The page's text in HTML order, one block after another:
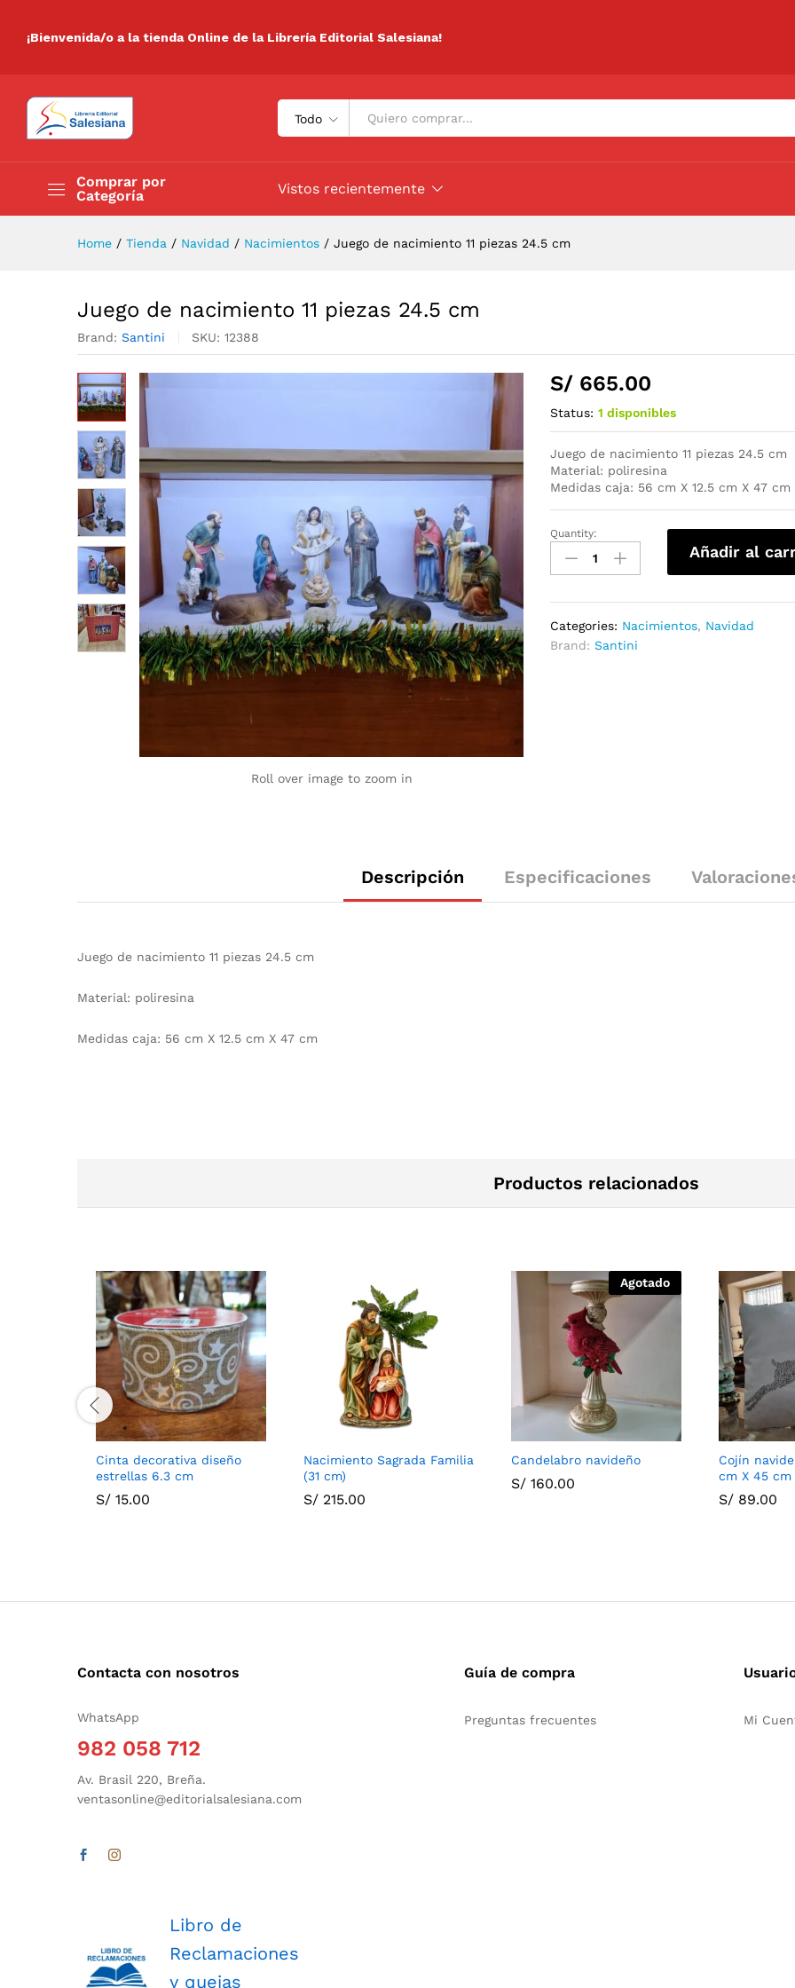
¡Bienvenida/o a la tienda Online de la Librería Editorial Salesiana!
Todo
Comprar por
Categoría
Promociones
Vistos recientemente
Home / Tienda / Navidad / Nacimientos / Juego de nacimiento 11 piezas 24.5 cm
Juego de nacimiento 11 piezas 24.5 cm
Brand: Santini SKU: 12388
Roll over image to zoom in
S/ 665.00
Status: 1 disponibles
Juego de nacimiento 11 piezas 24.5 cm
Material: poliresina
Medidas caja: 56 cm X 12.5 cm X 47 cm
Quantity:
Añadir al
Categories: Nacimientos, Navidad
Brand:Santini
Descripción Especificaciones
Juego de nacimiento 11 piezas 24.5 cm
Material: poliresina
Medidas caja: 56 cm X 12.5 cm X 47 cm
Productos relacionados
Cinta decorativa diseño
estrellas 6.3 cm
S/ 15.00
Nacimiento Sagrada Familia
(31 cm)
S/ 215.00
Agotado
Candelabro navideño
S/ 160.00
Cojín
cm X 45 cm
S/ 89.00
Contacta con nosotros
WhatsApp
982 058 712
Av. Brasil 220, Breña.
ventasonline@editorialsalesiana.com
Libro de
Reclamaciones
y quejas
Guía de compra
Preguntas frecuentes Mi